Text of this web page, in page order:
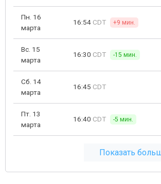
Пн. 16
марта
16:54 CDT +9 мин.
Вс. 15
марта
16:30 CDT -15 мин.
Сб. 14
марта
16:45 CDT
Пт. 13
марта
16:40 CDT -5 мин.
Показать